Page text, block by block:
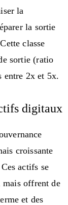
la
la sortie
classe
sortie (ratio
entre 2x et 5x.
digitaux
croissante
actifs se
mais offrent de
et des